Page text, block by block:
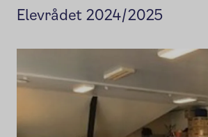
Elevrådet 2024/2025